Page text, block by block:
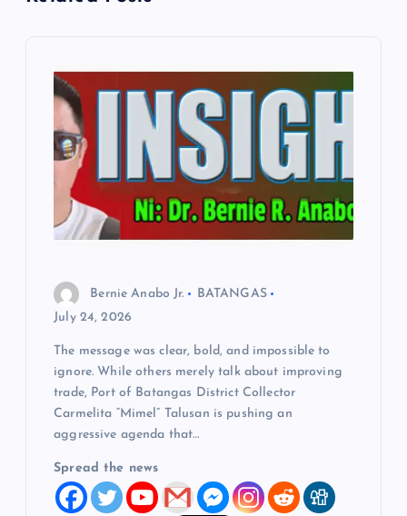
Bernie Anabo Jr.
BATANGAS
July 24, 2026
The message was clear, bold, and impossible to
ignore. While others merely talk about improving
trade, Port of Batangas District Collector
Carmelita “Mimel” Talusan is pushing an
aggressive agenda that…
Spread the news